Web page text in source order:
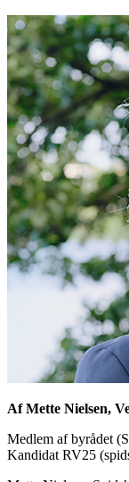
Af Mette Nielsen,
Medlem af byrådet
Kandidat RV25